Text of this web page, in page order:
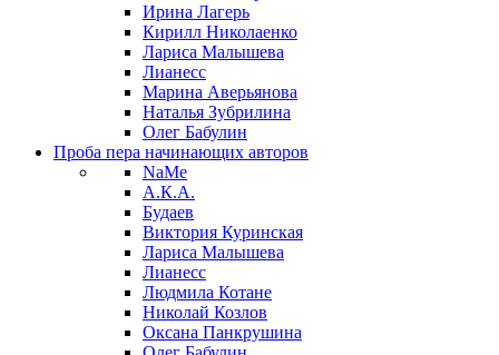
Ирина Лагерь
Кирилл Николаенко
Лариса Малышева
Лианесс
Марина Аверьянова
Наталья Зубрилина
Олег Бабулин
Проба пера начинающих авторов
NaMe
А.К.А.
Будаев
Виктория Куринская
Лариса Малышева
Лианесс
Людмила Котане
Николай Козлов
Оксана Панкрушина